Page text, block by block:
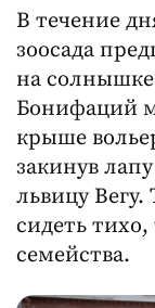
В течение
зоосада
на солнышке
Бонифаций
крыше
закинув
львицу Вегу.
сидеть
семейства.